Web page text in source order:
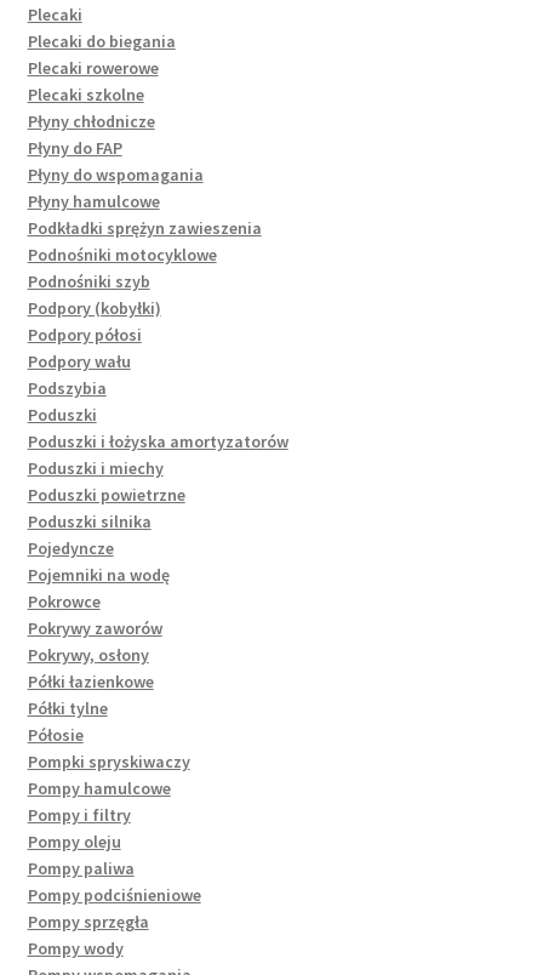
Plecaki
Plecaki do biegania
Plecaki rowerowe
Plecaki szkolne
Płyny chłodnicze
Płyny do FAP
Płyny do wspomagania
Płyny hamulcowe
Podkładki sprężyn zawieszenia
Podnośniki motocyklowe
Podnośniki szyb
Podpory (kobyłki)
Podpory półosi
Podpory wału
Podszybia
Poduszki
Poduszki i łożyska amortyzatorów
Poduszki i miechy
Poduszki powietrzne
Poduszki silnika
Pojedyncze
Pojemniki na wodę
Pokrowce
Pokrywy zaworów
Pokrywy, osłony
Półki łazienkowe
Półki tylne
Półosie
Pompki spryskiwaczy
Pompy hamulcowe
Pompy i filtry
Pompy oleju
Pompy paliwa
Pompy podciśnieniowe
Pompy sprzęgła
Pompy wody